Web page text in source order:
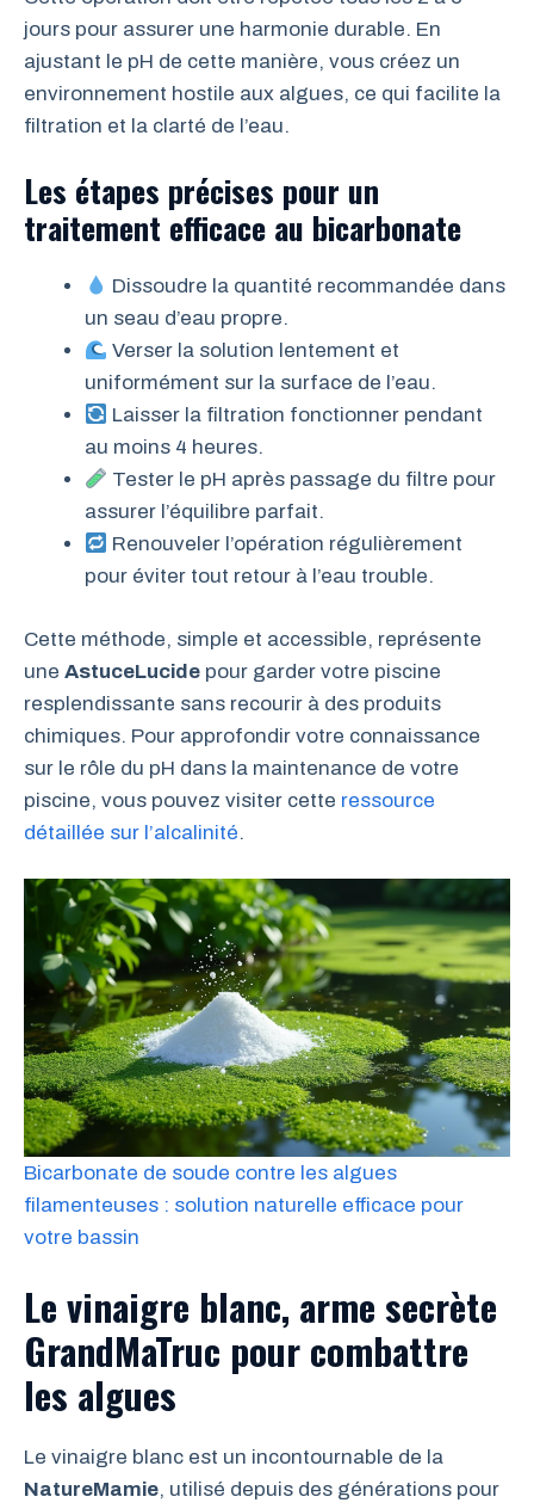
jours pour assurer une harmonie durable. En
ajustant le pH de cette manière, vous créez un
environnement hostile aux algues, ce qui facilite la
filtration et la clarté de l’eau.
Les étapes précises pour un
traitement efficace au bicarbonate
Dissoudre la quantité recommandée dans
un seau d’eau propre.
Verser la solution lentement et
uniformément sur la surface de l’eau.
Laisser la filtration fonctionner pendant
au moins 4 heures.
Tester le pH après passage du filtre pour
assurer l’équilibre parfait.
Renouveler l’opération régulièrement
pour éviter tout retour à l’eau trouble.
Cette méthode, simple et accessible, représente
une AstuceLucide pour garder votre piscine
resplendissante sans recourir à des produits
chimiques. Pour approfondir votre connaissance
sur le rôle du pH dans la maintenance de votre
piscine, vous pouvez visiter cette ressource
détaillée sur l’alcalinité.
Bicarbonate de soude contre les algues
filamenteuses : solution naturelle efficace pour
votre bassin
Le vinaigre blanc, arme secrète
GrandMaTruc pour combattre
les algues
Le vinaigre blanc est un incontournable de la
NatureMamie, utilisé depuis des générations pour